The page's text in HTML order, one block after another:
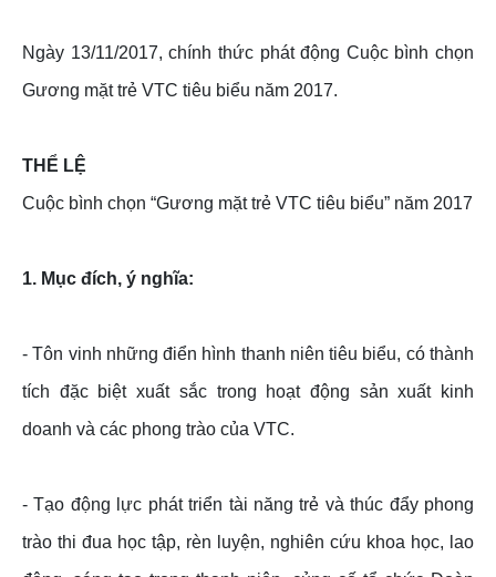
Ngày 13/11/2017, chính thức phát động Cuộc bình chọn
Gương mặt trẻ VTC tiêu biểu năm 2017.
THỂ LỆ
Cuộc bình chọn “Gương mặt trẻ VTC tiêu biểu” năm 2017
1. Mục đích, ý nghĩa:
- Tôn vinh những điển hình thanh niên tiêu biểu, có thành
tích đặc biệt xuất sắc trong hoạt động sản xuất kinh
doanh và các phong trào của VTC.
- Tạo động lực phát triển tài năng trẻ và thúc đẩy phong
trào thi đua học tập, rèn luyện, nghiên cứu khoa học, lao